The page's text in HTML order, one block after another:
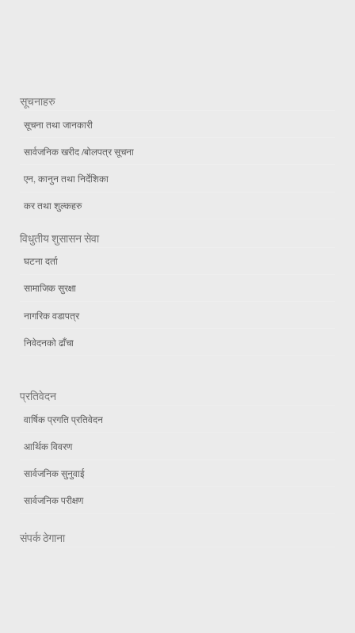
सूचनाहरु
सूचना तथा जानकारी
सार्वजनिक खरीद /बोलपत्र सूचना
एन, कानुन तथा निर्देशिका
कर तथा शुल्कहरु
विधुतीय शुसासन सेवा
घटना दर्ता
सामाजिक सुरक्षा
नागरिक वडापत्र
निवेदनको ढाँचा
प्रतिवेदन
वार्षिक प्रगति प्रतिवेदन
आर्थिक विवरण
सार्वजनिक सुनुवाई
सार्वजनिक परीक्षण
संपर्क ठेगाना